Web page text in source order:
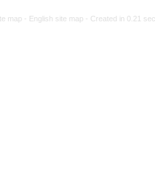
Persian site map -